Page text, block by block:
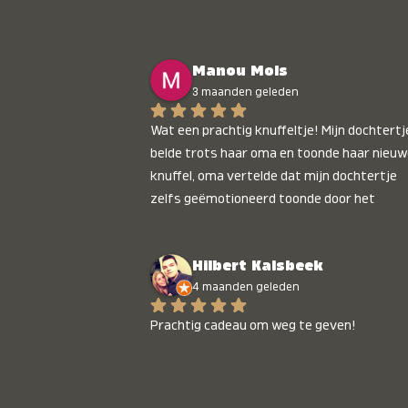
Manou Mols
3 maanden geleden
Wat een prachtig knuffeltje! Mijn
belde trots haar oma en toonde haar
knuffel, oma vertelde dat mijn dochtertje
zelfs geëmotioneerd toonde door het
Hilbert Kalsbeek
4 maanden geleden
Prachtig cadeau om weg te geven!